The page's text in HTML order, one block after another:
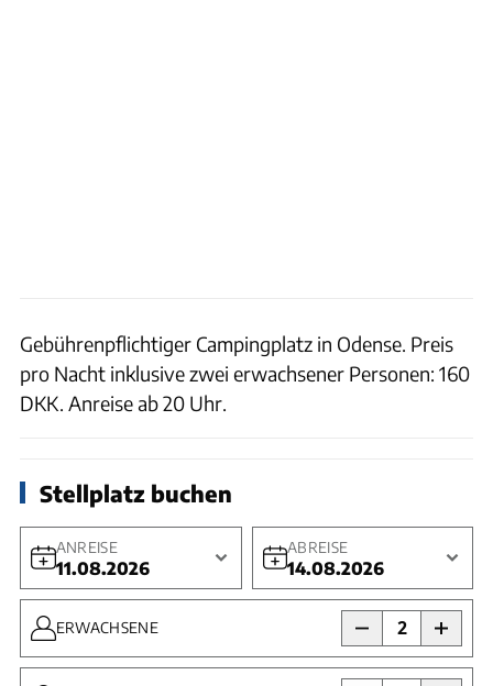
Gebührenpflichtiger Campingplatz in Odense. Preis
pro Nacht inklusive zwei erwachsener Personen: 160
DKK. Anreise ab 20 Uhr.
Stellplatz buchen
ANREISE
11.08.2026
ABREISE
14.08.2026
ERWACHSENE 2